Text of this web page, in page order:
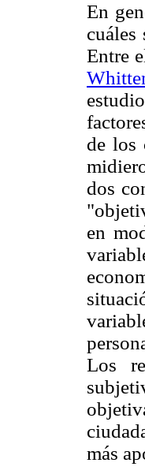
En
Entre
de los
dos
en
Los
más